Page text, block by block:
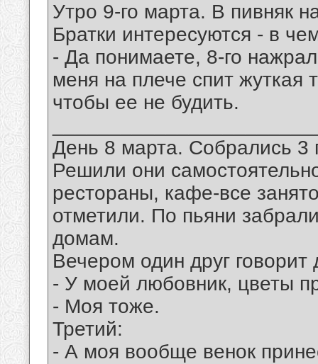
Утро 9-го марта. В пивняк
Братки интересуются - в
- Да понимаете, 8-го
меня на плече спит жуткая
чтобы ее не будить.
День 8 марта. Собрались 3
Решили они
рестораны, кафе-все
отметили. По пьяни
домам.
Вечером один друг говорит
- У моей любовник, цветы
- Моя тоже.
Третий:
- А моя вообще венок